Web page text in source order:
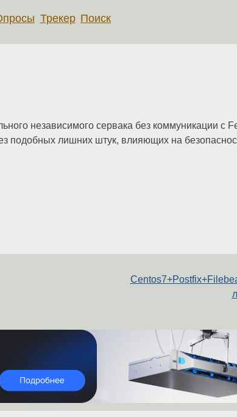
Трекер Поиск
независимого сервака без коммуникации с
подобных лишних штук, влияющих на